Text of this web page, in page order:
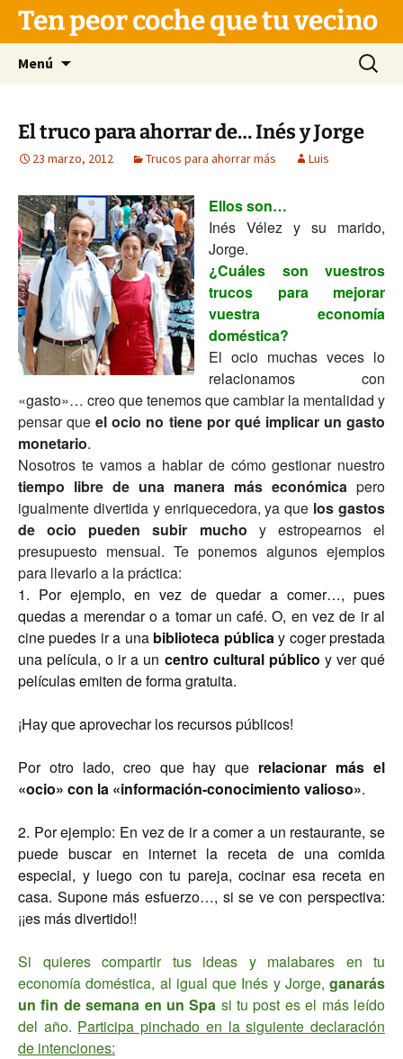
Saltar
contenido
Ten peor coche que tu vecino
Menú Buscar:
El truco para ahorrar de… Inés y Jorge
23 marzo, 2012 Trucos para ahorrar más Luis
Ellos son…
Inés Vélez y su marido,
Jorge.
¿Cuáles son vuestros
trucos para mejorar
vuestra economía
doméstica?
El ocio muchas veces lo
relacionamos con
«gasto»… creo que tenemos que cambiar la mentalidad y
pensar queel ocio no tiene por qué implicar un gasto
monetario.
Nosotros te vamos a hablar de cómo gestionar nuestro
tiempo libre de una manera más económica pero
igualmente divertida y enriquecedora, ya que los gastos
de ocio pueden subir mucho y estropearnos el
presupuesto mensual. Te ponemos algunos ejemplos
para llevarlo a la práctica:
1. Por ejemplo, en vez de quedar a comer…, pues
quedas a merendar o a tomar un café. O, en vez de ir al
cine puedes ir a una biblioteca públicay coger prestada
una película, o ir a un centro cultural público y ver qué
películas emiten de forma gratuita.
¡Hay que aprovechar los recursos públicos!
Por otro lado, creo que hay que relacionar más el
«ocio» con la «información-conocimiento valioso».
2. Por ejemplo: En vez de ir a comer a un restaurante, se
puede buscar en internet la receta de una comida
especial, y luego con tu pareja, cocinar esa receta en
casa. Supone más esfuerzo…, si se ve con perspectiva:
¡¡es más divertido!!
Si quieres compartir tus ideas y malabares en tu
economía doméstica, al igual que Inés y Jorge, ganarás
un fin de semana en un Spa si tu post es el más leído
del año. Participa pinchado en la siguiente declaración
de intenciones: